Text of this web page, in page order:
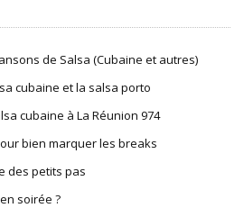
de Salsa (Cubaine et autres)
cubaine et la salsa porto
cubaine à La Réunion 974
bien marquer les breaks
des petits pas
soirée ?